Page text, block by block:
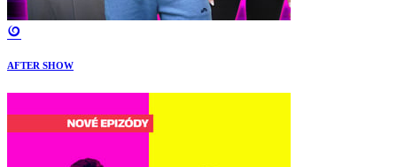
AFTER SHOW